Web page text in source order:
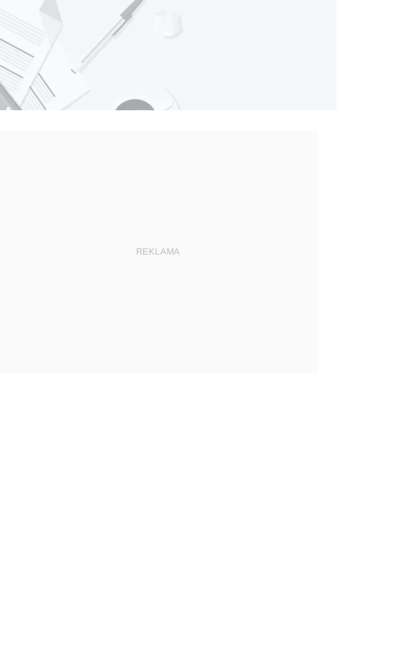
REKLAMA